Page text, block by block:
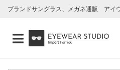
ブランドサングラス、メガネ通販 アイ